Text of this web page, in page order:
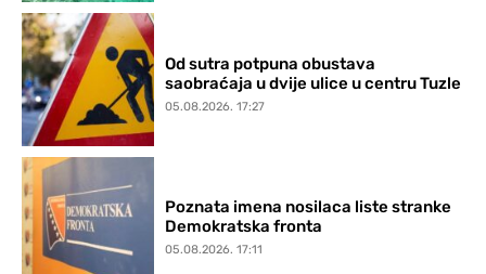
Od sutra potpuna obustava
saobraćaja u dvije ulice u centru Tuzle
05.08.2026. 17:27
Poznata imena nosilaca liste stranke
Demokratska fronta
05.08.2026. 17:11